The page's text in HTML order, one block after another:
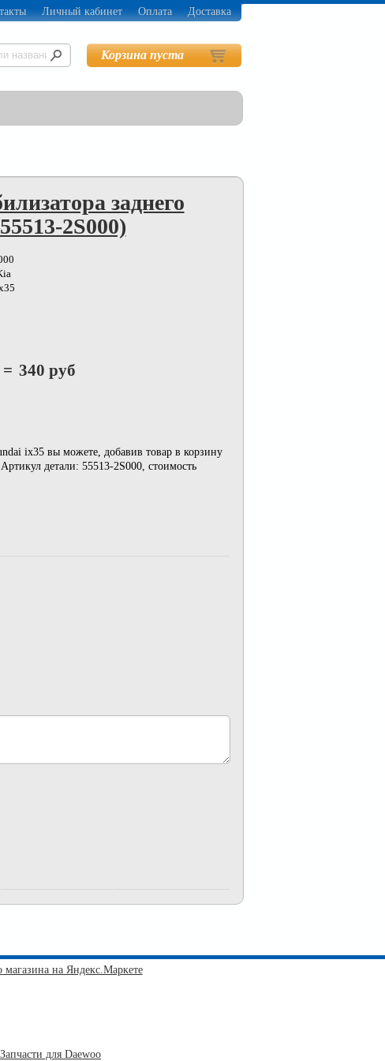
Личный кабинет Оплата Доставка
Корзина пуста
заднего
2S000)
= 340 руб
ix35 вы можете, добавив товар в корзину
детали: 55513-2S000, стоимость
Запчасти для Daewoo